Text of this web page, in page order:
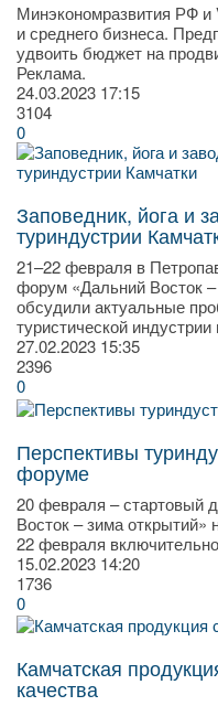
Минэкономразвития РФ
и среднего бизнеса.
удвоить бюджет на
Реклама.
24.03.2023 17:15
3104
0
Заповедник, йога и
туриндустрии
21–22 февраля в
форум «Дальний Восток –
обсудили актуальные
туристической индустрии
27.02.2023 15:35
2396
0
Перспективы
форуме
20 февраля – стартовый
Восток – зима
22 февраля
15.02.2023 14:20
1736
0
Камчатская
качества